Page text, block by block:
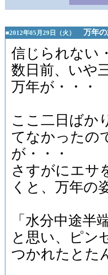
■2012年05月29日（火） 万年
信じられない
数日前、いや
万年が・・・
ここ二日ばか
てなかったの
が・・・
さすがにエサ
くと、万年の
「水分中途半
と思い、ピン
つかれたとた